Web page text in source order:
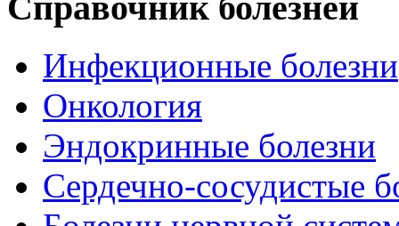
Инфекционные болезни
Онкология
Эндокринные болезни
Сердечно-сосудистые